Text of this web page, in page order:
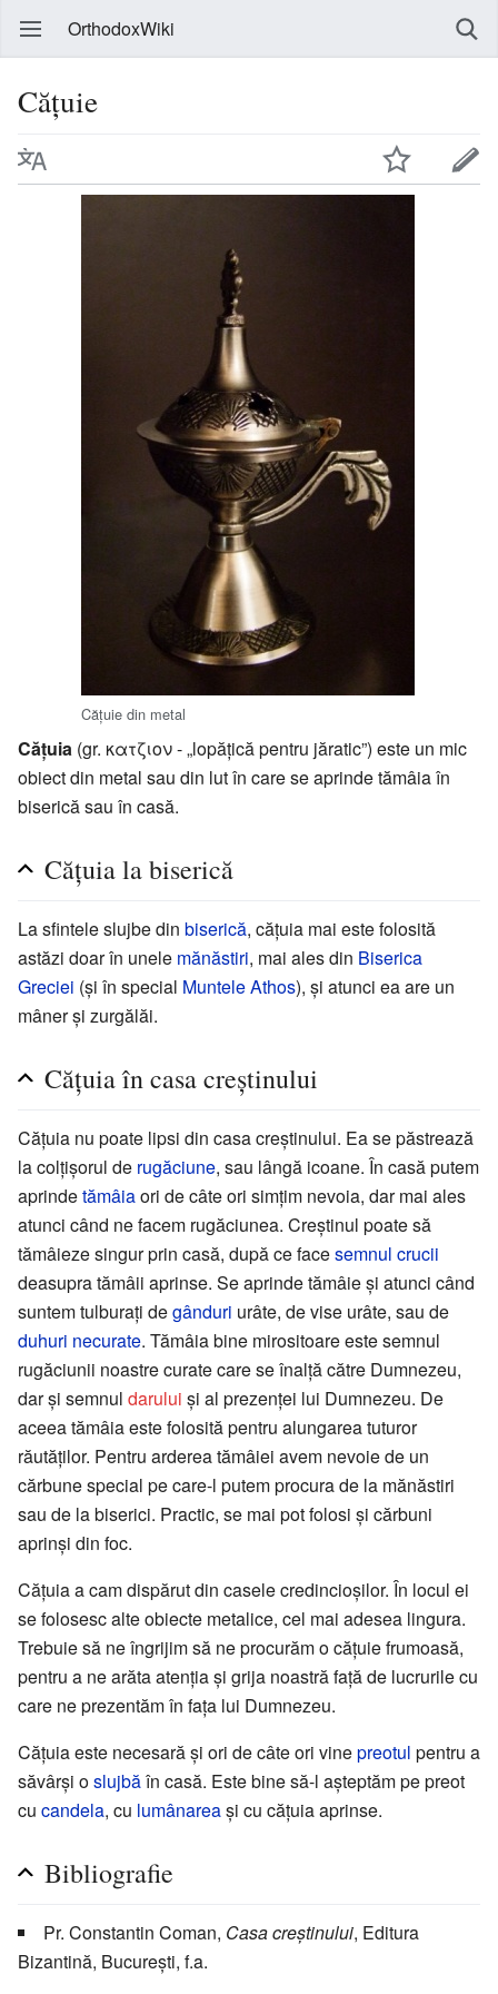
OrthodoxWiki
Cățuie
Cățuie din metal
Cățuia (gr. κατζιον - „lopățică pentru jăratic”) este un mic
obiect din metal sau din lut în care se aprinde tămâia în
biserică sau în casă.
Cățuia la biserică
La sfintele slujbe din biserică, cățuia mai este folosită
astăzi doar în unele mănăstiri, mai ales din Biserica
Greciei (și în special Muntele Athos), și atunci ea are un
mâner și zurgălăi.
Cățuia în casa creștinului
Cățuia nu poate lipsi din casa creștinului. Ea se păstrează
la colțișorul de rugăciune, sau lângă icoane. În casă putem
aprindetămâiaori de câte ori simțim nevoia, dar mai ales
atunci când ne facem rugăciunea. Creștinul poate să
tămâieze singur prin casă, după ce facesemnul crucii
deasupra tămâii aprinse. Se aprinde tămâie și atunci când
suntem tulburați degânduri urâte, de vise urâte, sau de
duhuri necurate. Tămâia bine mirositoare este semnul
rugăciunii noastre curate care se înalță către Dumnezeu,
dar și semnul darului și al prezenței lui Dumnezeu. De
aceea tămâia este folosită pentru alungarea tuturor
răutăților. Pentru arderea tămâiei avem nevoie de un
cărbune special pe care-l putem procura de la mănăstiri
sau de la biserici. Practic, se mai pot folosi și cărbuni
aprinși din foc.
Cățuia a cam dispărut din casele credincioșilor. În locul ei
se folosesc alte obiecte metalice, cel mai adesea lingura.
Trebuie să ne îngrijim să ne procurăm o cățuie frumoasă,
pentru a ne arăta atenția și grija noastră față de lucrurile cu
care ne prezentăm în fața lui Dumnezeu.
Cățuia este necesară și ori de câte ori vinepreotul pentru a
săvârși oslujbăîn casă. Este bine să-l așteptăm pe preot
cu candela, cu lumânareași cu cățuia aprinse.
Bibliografie
Pr. Constantin Coman, Casa creștinului, Editura
Bizantină, București, f.a.